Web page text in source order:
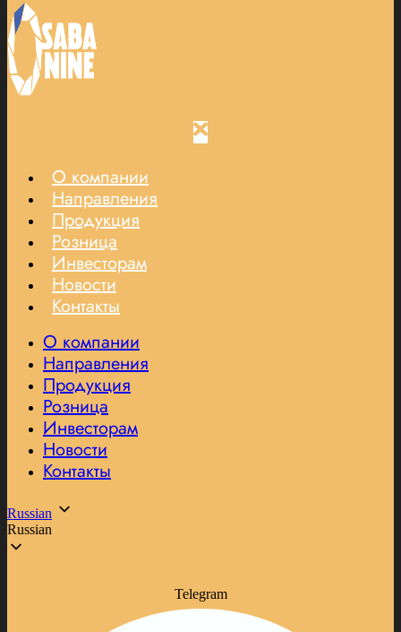
О компании
Направления
Продукция
Розница
Инвесторам
Новости
Контакты
О компании
Направления
Продукция
Розница
Инвесторам
Новости
Контакты
Russian
Russian
Telegram